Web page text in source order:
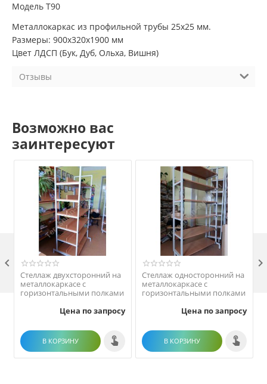
Модель Т90
Металлокаркас из профильной трубы 25х25 мм.
Размеры: 900х320х1900 мм
Цвет ЛДСП (Бук, Дуб, Ольха, Вишня)
Отзывы
Возможно вас
заинтересуют
Стеллаж двухсторонний на
металлокаркасе с
горизонтальными полками
Цена по запросу
В КОРЗИНУ
Стеллаж односторонний на
металлокаркасе с
горизонтальными полками
Цена по запросу
В КОРЗИНУ
 